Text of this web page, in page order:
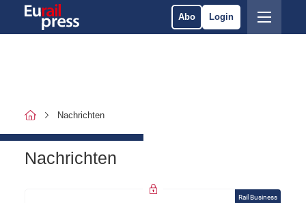
Abo Login
Nachrichten
Nachrichten
Rail Business